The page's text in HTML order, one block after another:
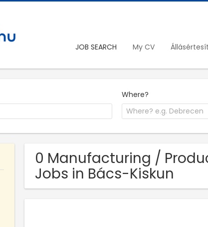
JOB SEARCH My CV
Where?
0 Manufacturing /
Jobs in Bács-Kiskun